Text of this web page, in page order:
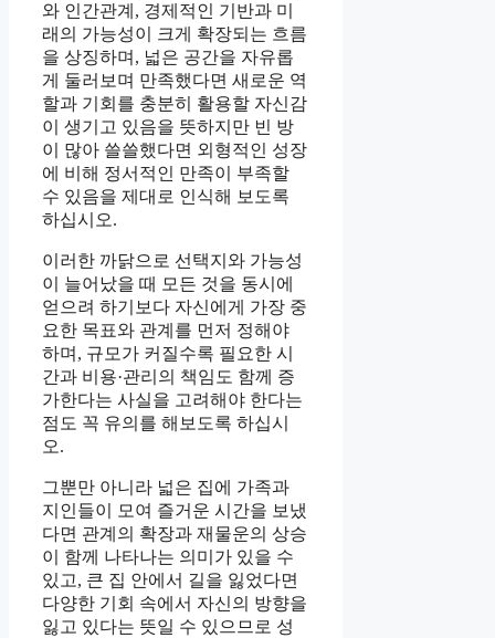
와 인간관계, 경제적인 기반과 미
래의 가능성이 크게 확장되는 흐름
을 상징하며, 넓은 공간을 자유롭
게 둘러보며 만족했다면 새로운 역
할과 기회를 충분히 활용할 자신감
이 생기고 있음을 뜻하지만 빈 방
이 많아 쓸쓸했다면 외형적인 성장
에 비해 정서적인 만족이 부족할
수 있음을 제대로 인식해 보도록
하십시오.
이러한 까닭으로 선택지와 가능성
이 늘어났을 때 모든 것을 동시에
얻으려 하기보다 자신에게 가장 중
요한 목표와 관계를 먼저 정해야
하며, 규모가 커질수록 필요한 시
간과 비용·관리의 책임도 함께 증
가한다는 사실을 고려해야 한다는
점도 꼭 유의를 해보도록 하십시
오.
그뿐만 아니라 넓은 집에 가족과
지인들이 모여 즐거운 시간을 보냈
다면 관계의 확장과 재물운의 상승
이 함께 나타나는 의미가 있을 수
있고, 큰 집 안에서 길을 잃었다면
다양한 기회 속에서 자신의 방향을
잃고 있다는 뜻일 수 있으므로 성